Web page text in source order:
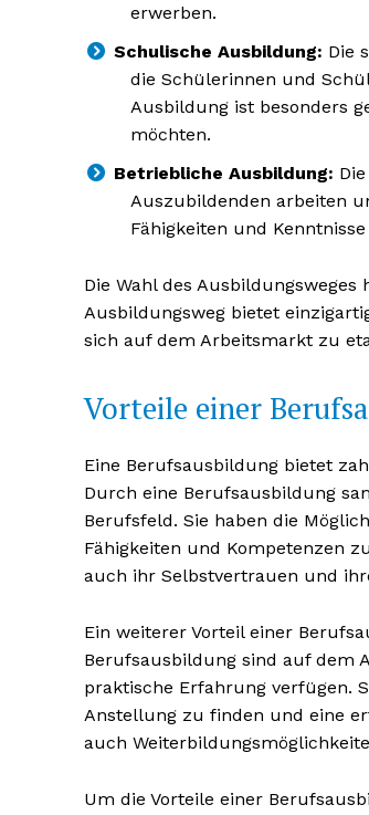
erwerben.
Schulische Ausbildung: Die
die Schülerinnen und
Ausbildung ist besonders
möchten.
Betriebliche Ausbildung:
Auszubildenden arbeiten
Fähigkeiten und
Die Wahl des
Ausbildungsweg bietet
sich auf dem Arbeitsmarkt zu
Vorteile einer
Eine Berufsausbildung bietet
Durch eine Berufsausbildung
Berufsfeld. Sie haben die
Fähigkeiten und Kompetenzen
auch ihr Selbstvertrauen und
Ein weiterer Vorteil einer
Berufsausbildung sind auf dem
praktische Erfahrung verfügen.
Anstellung zu finden und eine
auch
Um die Vorteile einer